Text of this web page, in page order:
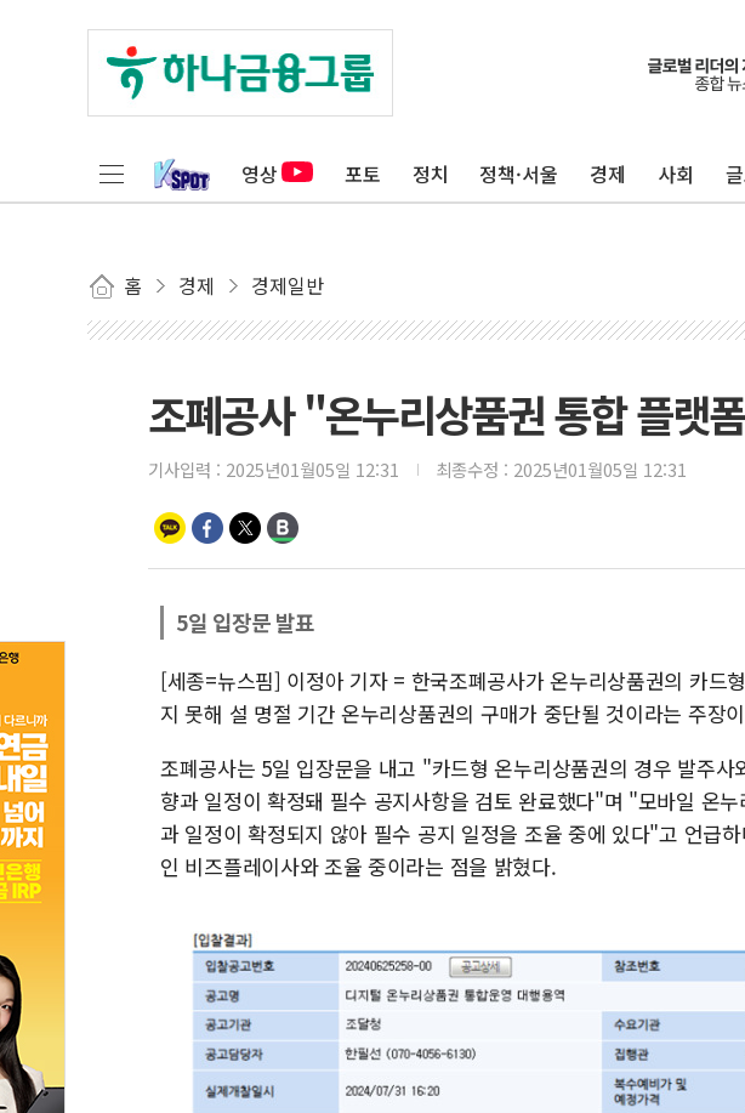
영상 포토 정치 정책·서울 경제 사회
홈 경제 경제일반
조폐공사 "온누리상품권 통합 플랫
기사입력 : 2025년01월05일 12:31 최종수정 : 2025년01월05일 12:31
5일 입장문 발표
[세종=뉴스핌] 이정아 기자 = 한국조폐공사가 온누리상품권의 카드
지 못해 설 명절 기간 온누리상품권의 구매가 중단될 것이라는 주장
조폐공사는 5일 입장문을 내고 "카드형 온누리상품권의 경우 발주
향과 일정이 확정돼 필수 공지사항을 검토 완료했다"며 "모바일 온
과 일정이 확정되지 않아 필수 공지 일정을 조율 중에 있다"고 언급
인 비즈플레이사와 조율 중이라는 점을 밝혔다.